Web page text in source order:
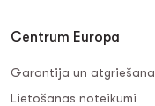
Centrum Europa
Garantija un atgriešana
Lietošanas noteikumi